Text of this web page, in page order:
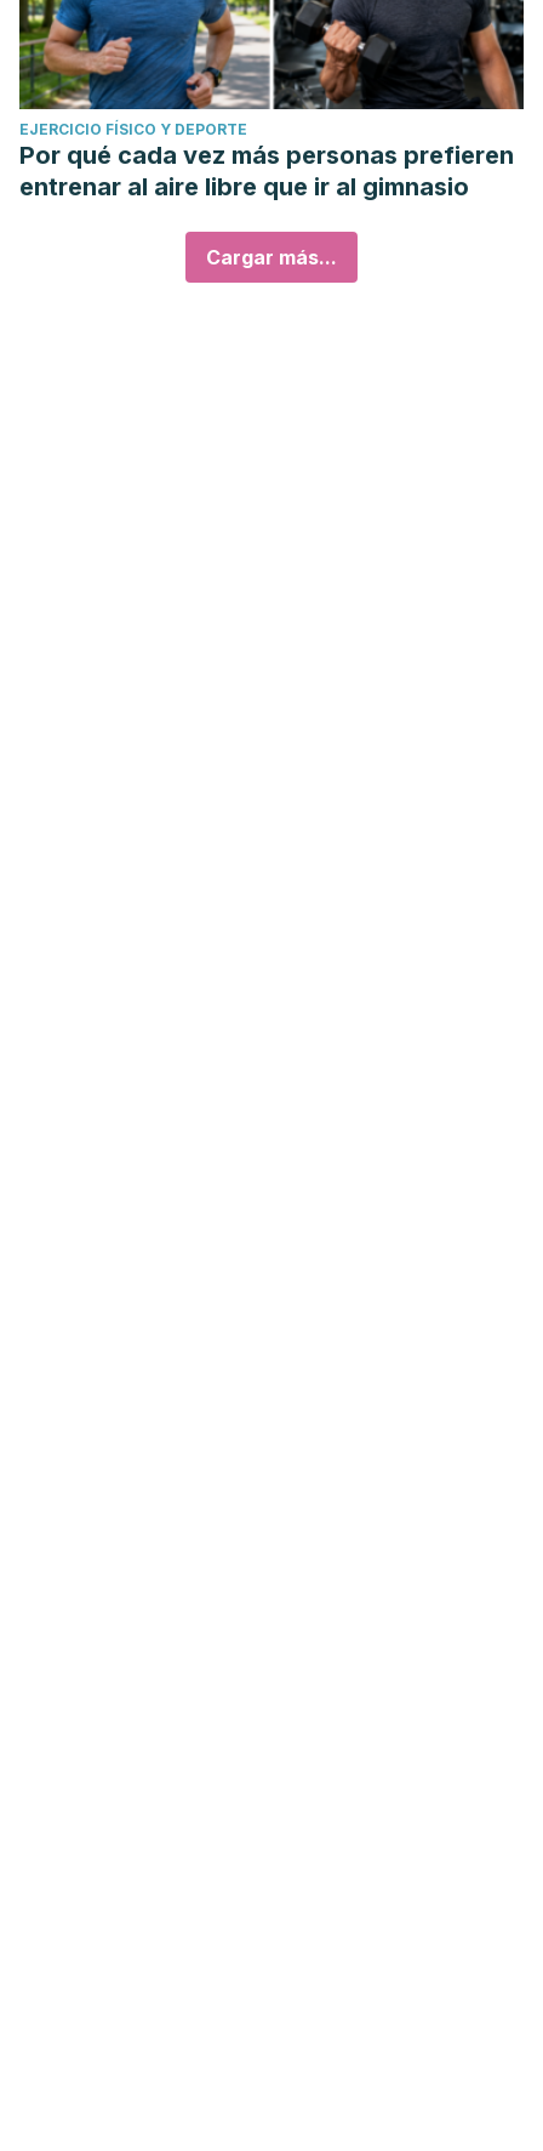
https://www.mdpi.com/2076-3417/13/2/1044
EJERCICIO FÍSICO Y DEPORTE
Por qué cada vez más personas prefieren
entrenar al aire libre que ir al gimnasio
Cargar más...